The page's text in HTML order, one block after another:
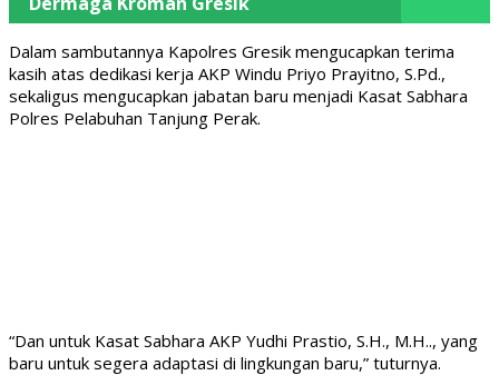
Dalam sambutannya Kapolres Gresik mengucapkan terima
kasih atas dedikasi kerja AKP Windu Priyo Prayitno, S.Pd.,
sekaligus mengucapkan jabatan baru menjadi Kasat Sabhara
Polres Pelabuhan Tanjung Perak.
“Dan untuk Kasat Sabhara AKP Yudhi Prastio, S.H., M.H.., yang
baru untuk segera adaptasi di lingkungan baru,” tuturnya.